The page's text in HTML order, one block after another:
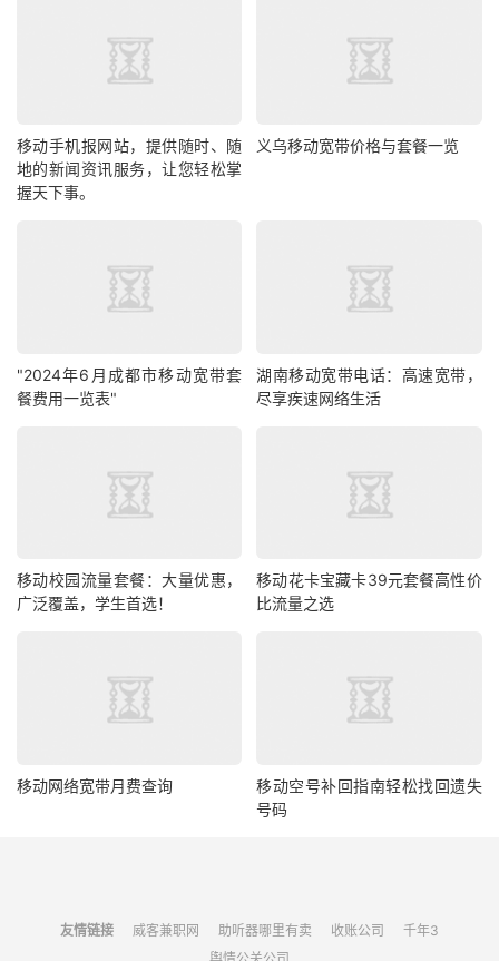
移动手机报网站，提供随时、随
地的新闻资讯服务，让您轻松掌
握天下事。
义乌移动宽带价格与套餐一览
"2024年6月成都市移动宽带套
餐费用一览表"
湖南移动宽带电话：高速宽带，
尽享疾速网络生活
移动校园流量套餐：大量优惠，
广泛覆盖，学生首选！
移动花卡宝藏卡39元套餐高性价
比流量之选
移动网络宽带月费查询
移动空号补回指南轻松找回遗失
号码
友情链接 威客兼职网 助听器哪里有卖 收账公司
千年3